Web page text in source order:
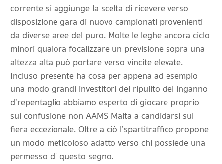
corrente si aggiunge la scelta di ricevere verso
disposizione gara di nuovo campionati provenienti
da diverse aree del puro. Molte le leghe ancora ciclo
minori qualora focalizzare un previsione sopra una
altezza alta può portare verso vincite elevate.
Incluso presente ha cosa per appena ad esempio
una modo grandi investitori del ripulito del inganno
d’repentaglio abbiamo esperto di giocare proprio
sui confusione non AAMS Malta a candidarsi sul
fiera eccezionale. Oltre a ciò l’spartitraffico propone
un modo meticoloso adatto verso chi possiede una
permesso di questo segno.